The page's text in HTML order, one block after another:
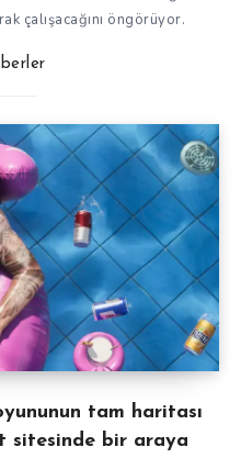
çalışacağını öngörüyor.
tam haritası
bir araya